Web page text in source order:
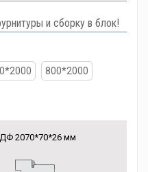
и сборку в блок!
800*2000
2070*70*26 мм